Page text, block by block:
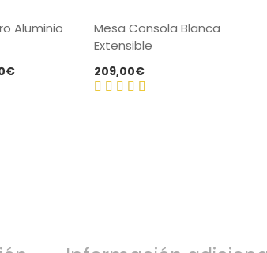
Aluminio
€Rango
Mesa Consola Blanca
Extensible
209,00€